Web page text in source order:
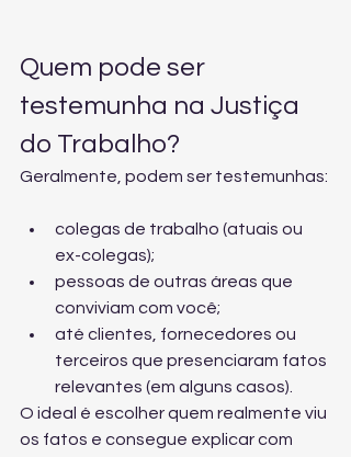
Quem pode ser
testemunha na Justiça
do Trabalho?
Geralmente, podem ser testemunhas:
colegas de trabalho (atuais ou
ex-colegas);
pessoas de outras áreas que
conviviam com você;
até clientes, fornecedores ou
terceiros que presenciaram fatos
relevantes (em alguns casos).
O ideal é escolher quem realmente viu
os fatos e consegue explicar com